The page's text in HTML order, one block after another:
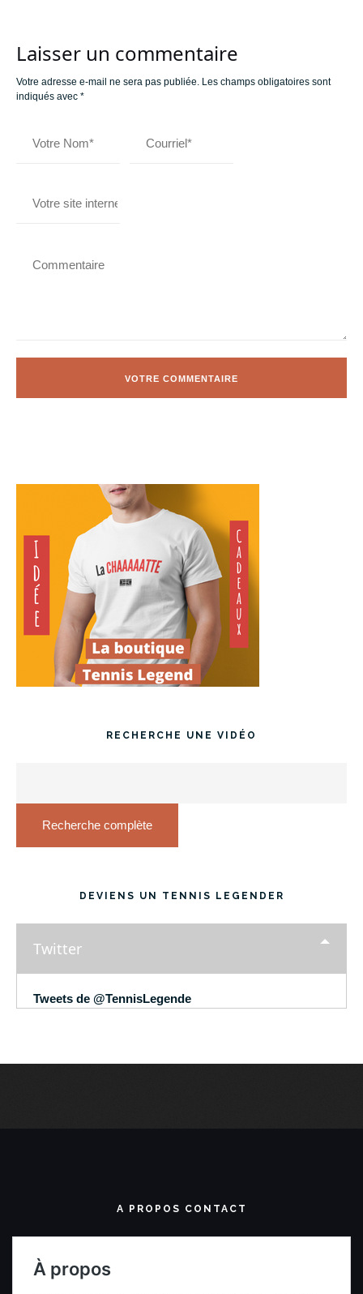
Laisser un commentaire
Votre adresse e-mail ne sera pas publiée. Les champs obligatoires sont
indiqués avec *
RECHERCHE UNE VIDÉO
Recherche complète
DEVIENS UN TENNIS LEGENDER
Twitter
Tweets de @TennisLegende
A PROPOS CONTACT